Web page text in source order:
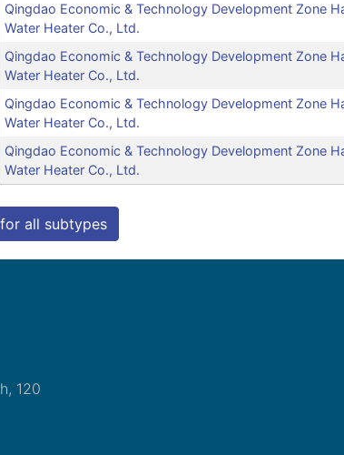
Qingdao Economic & Technology Development Zone
Water Heater Co., Ltd.
Qingdao Economic & Technology Development Zone
Water Heater Co., Ltd.
Qingdao Economic & Technology Development Zone
Water Heater Co., Ltd.
Qingdao Economic & Technology Development Zone
Water Heater Co., Ltd.
all subtypes
120